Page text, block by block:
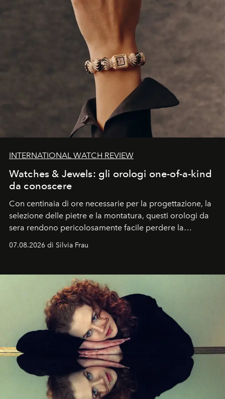
INTERNATIONAL WATCH REVIEW
Watches & Jewels: gli orologi one-of-a-kind
da conoscere
Con centinaia di ore necessarie per la progettazione, la
selezione delle pietre e la montatura, questi orologi da
sera rendono pericolosamente facile perdere la
cognizione del tempo. Ma con quadranti così
07.08.2026 di Silvia Frau